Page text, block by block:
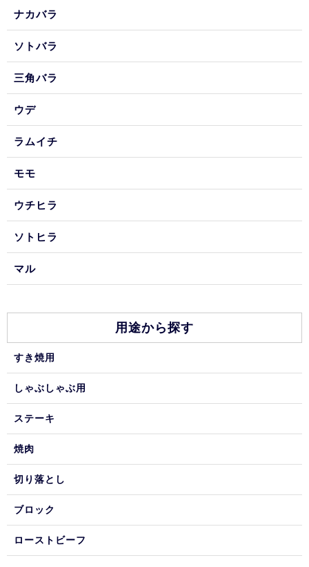
ナカバラ
ソトバラ
三角バラ
ウデ
ラムイチ
モモ
ウチヒラ
ソトヒラ
マル
用途から探す
すき焼用
しゃぶしゃぶ用
ステーキ
焼肉
切り落とし
ブロック
ローストビーフ